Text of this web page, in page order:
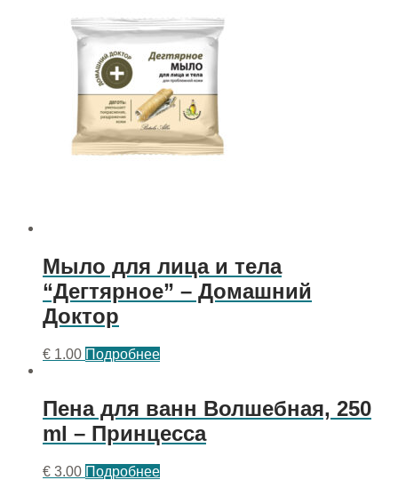
Мыло для лица и тела
“Дегтярное” – Домашний
Доктор
€ 1.00 Подробнее
Пена для ванн Волшебная, 250
ml – Принцесса
€ 3.00 Подробнее